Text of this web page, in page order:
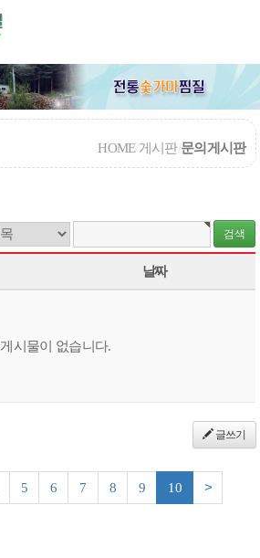
HOME/게시판/문의게시판
날짜
게시물이 없습니다.
글쓰기
5 6 7 8 9 10 >